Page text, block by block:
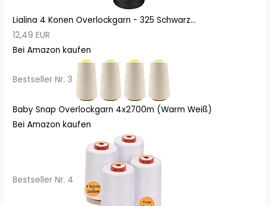
Lialina 4 Konen Overlockgarn - 325 Schwarz...
12,49 EUR
Bei Amazon kaufen
Bestseller Nr. 3
Baby Snap Overlockgarn 4x2700m (Warm Weiß)
Bei Amazon kaufen
Bestseller Nr. 4